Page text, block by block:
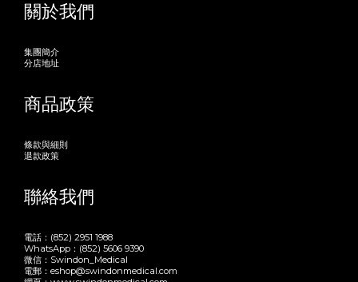
關於我們
集團簡介
分店地址
商品政策
條款與細則
退款政策
聯絡我們
電話：(852) 2951 1988
WhatsApp：(852) 5606 9390
微信：Swindon_Medical
電郵：eshop@swindonmedical.com